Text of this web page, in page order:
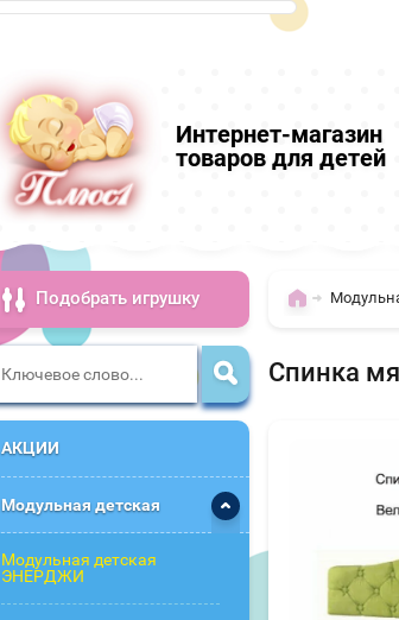
Интернет-магазин
товаров для детей
Подобрать игрушку
АКЦИИ
Модульная детская
Модульная детская
ЭНЕРДЖИ
Спинка